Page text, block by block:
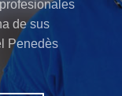
de sus
Penedès